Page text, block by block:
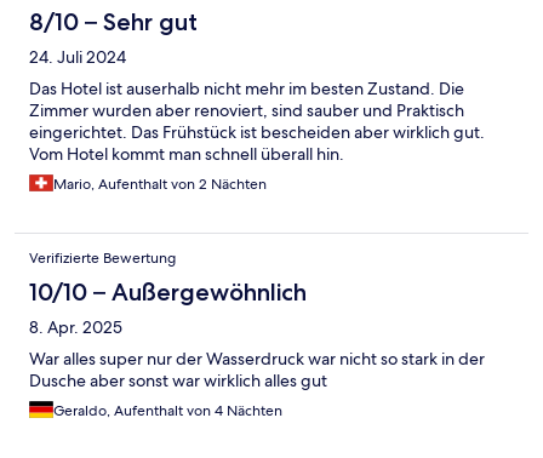
8/10 – Sehr gut
24. Juli 2024
Das Hotel ist auserhalb nicht mehr im besten Zustand. Die
Zimmer wurden aber renoviert, sind sauber und Praktisch
eingerichtet. Das Frühstück ist bescheiden aber wirklich gut.
Vom Hotel kommt man schnell überall hin.
Mario, Aufenthalt von 2 Nächten
Verifizierte Bewertung
10/10 – Außergewöhnlich
8. Apr. 2025
War alles super nur der Wasserdruck war nicht so stark in der
Dusche aber sonst war wirklich alles gut
Geraldo, Aufenthalt von 4 Nächten